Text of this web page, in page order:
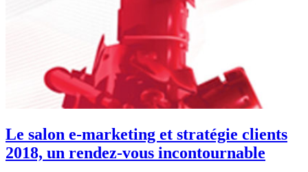
Le salon e-marketing et stratégie clients
2018, un rendez-vous incontournable